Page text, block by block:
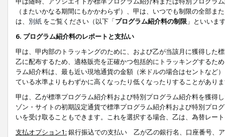
（またいかなる期間にもかかわらず）、甲は、いつでも制限の全部
は、 別紙 をご覧ください（以下「プログラム紹介料の制限 」といいま
6. プログラム紹介料のレポートと支払い
甲は、甲内部のトラッキングのために、および乙が当該月に獲得した
乙に配布するため、適格販売を正確かつ包括的にトラッキングするた
ラム紹介料は、最も近い現地通貨の金額（米ドルの場合はセントなど
ている水準よりもわずかに高くなったり低くなったりすることがあり
甲は、乙が標準プログラム紹介料および特別プログラム紹介料を獲得
ゾン・サイトの初期設定通貨で標準プログラム紹介料および特別プロ
いを受け取ることもできます。これを選択する場合、乙は、為替レー
支払オプション1: 銀行振込での支払い 乙が乙の銀行名、口座番号、